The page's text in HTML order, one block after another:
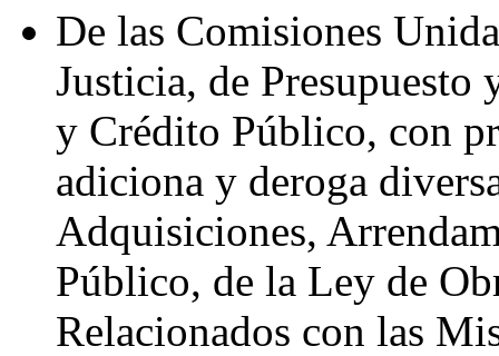
De las Comisiones
Justicia, de Presupuesto
y Crédito Público, con
adiciona y deroga
Adquisiciones,
Público, de la Ley de
Relacionados con las